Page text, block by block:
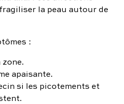
la peau autour de
:
apaisante.
si les picotements et